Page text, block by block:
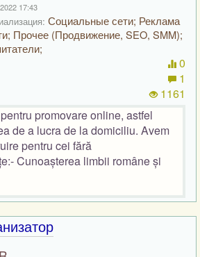
17:43
Социальные сети; Реклама
Прочее (Продвижение, SEO, SMM);
0
1
1161
promovare online, astfel
de a lucra de la domiciliu. Avem
pentru cei fără
Cunoașterea limbii române și